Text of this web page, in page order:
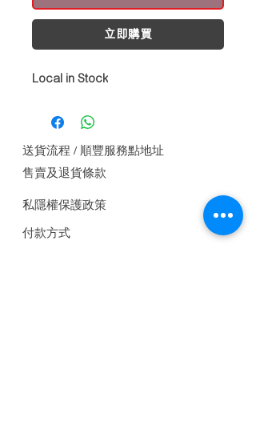
立即購買
Local in Stock
送貨流程 / 順豐服務點地址
售賣及退貨條款
私隱權保護政策
付款方式